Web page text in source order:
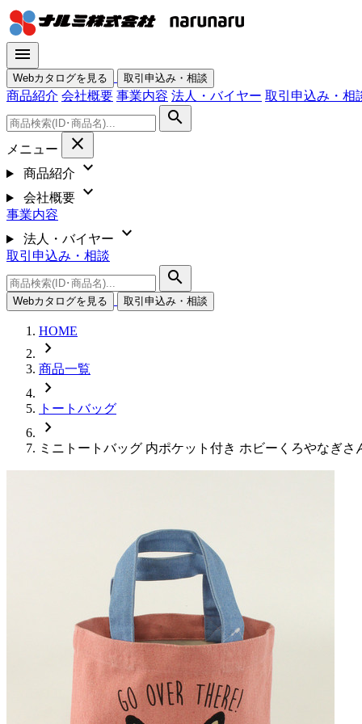
menu
Webカタログを見る 取引申込み・相談
商品紹介 会社概要 事業内容 法人・バイヤー 取引申込み・相
search
メニュー close
商品紹介 expand_more
会社概要 expand_more
事業内容
法人・バイヤー
expand_more
取引申込み・相談
search
Webカタログを見る 取引申込み・相談
HOME
chevron_right
商品一覧
chevron_right
トートバッグ
chevron_right
ミニトートバッグ 内ポケット付き ホビーくろやなぎさ